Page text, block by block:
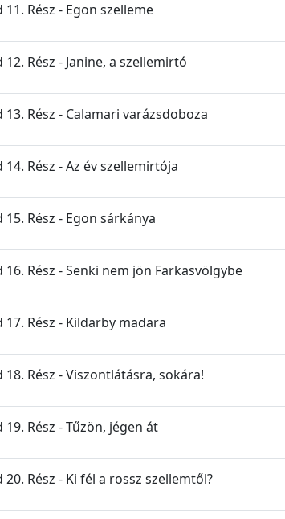
Rész - Egon szelleme
Rész - Janine, a szellemirtó
Rész - Calamari varázsdoboza
Rész - Az év szellemirtója
Rész - Egon sárkánya
Rész - Senki nem jön Farkasvölgybe
Rész - Kildarby madara
Rész - Viszontlátásra, sokára!
Rész - Tűzön, jégen át
Rész - Ki fél a rossz szellemtől?